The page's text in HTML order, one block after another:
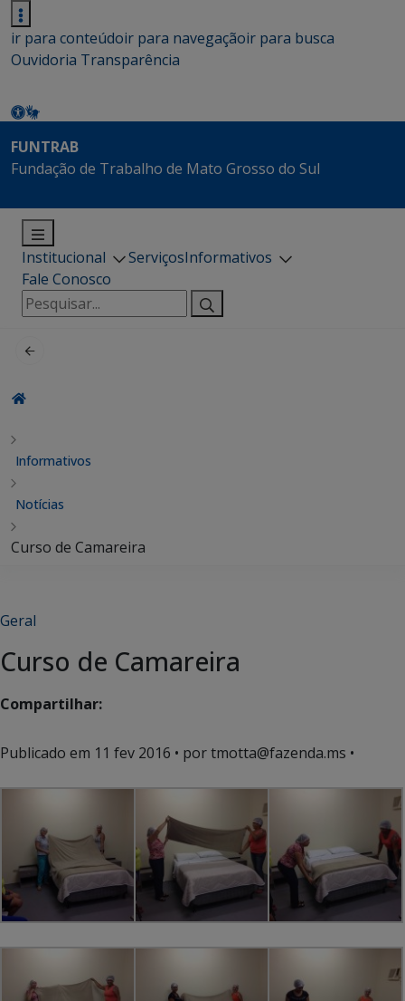
ir para conteúdoir para navegaçãoir para busca
Ouvidoria Transparência
FUNTRAB
Fundação de Trabalho de Mato Grosso do Sul
Institucional ServiçosInformativos
Fale Conosco
Pesquisar
por:
Informativos
Notícias
Curso de Camareira
Geral
Curso de Camareira
Compartilhar:
Publicado em 11 fev 2016 • por tmotta@fazenda.ms •